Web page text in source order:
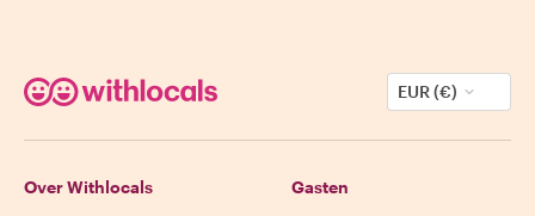
EUR (€)
Over Withlocals Gasten